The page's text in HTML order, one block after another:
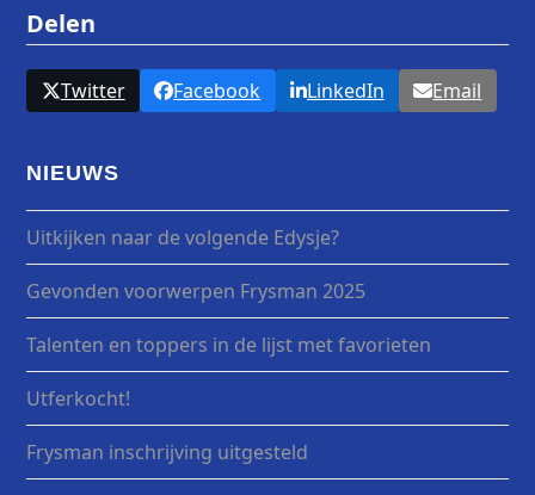
Delen
Twitter Facebook LinkedIn Email
NIEUWS
Uitkijken naar de volgende Edysje?
Gevonden voorwerpen Frysman 2025
Talenten en toppers in de lijst met favorieten
Utferkocht!
Frysman inschrijving uitgesteld